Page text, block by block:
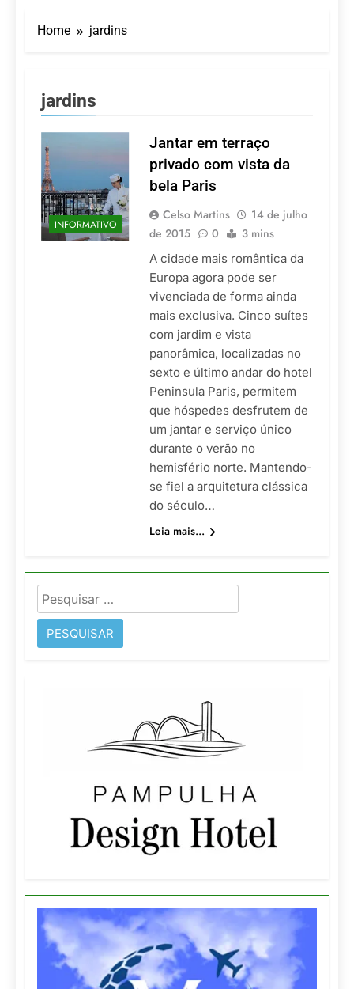
Balanger assume
comando do Wyndham
São Paulo Ibirapuera
5 De Agosto De 2026
LATAM anuncia 42
de operação do
5 De Agosto De 2026
Azul retoma voos
diretos entre Porto
Alegre e Montevidéu
em dezembro
Home jardins
jardins
INFORMATIVO
Jantar em terraço
privado com vista da
bela Paris
Celso Martins
14 de julho
de 2015
0 3 mins
A cidade mais romântica da
Europa agora pode ser
vivenciada de forma ainda
mais exclusiva. Cinco suítes
com jardim e vista
panorâmica, localizadas no
sexto e último andar do hotel
Peninsula Paris, permitem
que hóspedes desfrutem de
um jantar e serviço único
durante o verão no
hemisfério norte. Mantendo-
se fiel a arquitetura clássica
do século…
Leia mais...
Pesquisar
por: